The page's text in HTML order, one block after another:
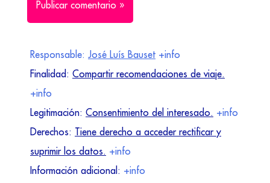
Responsable: José Luís Bauset +info
Finalidad: Compartir recomendaciones de viaje.
+info
Legitimación: Consentimiento del interesado. +info
Derechos: Tiene derecho a acceder rectificar y
suprimir los datos. +info
Información adicional: +info